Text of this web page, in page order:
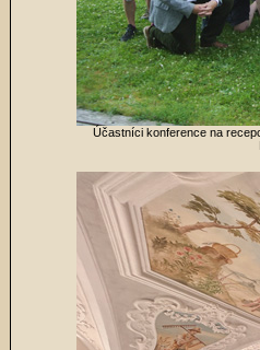
Účastníci konference na